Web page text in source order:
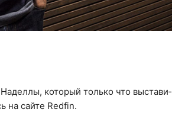
ко­то­рый толь­ко что вы­ста­ви­
на сайте Redfin.